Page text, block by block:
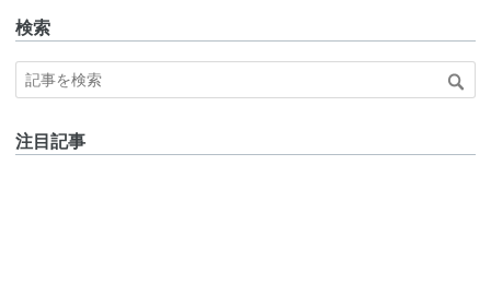
検索
注目記事